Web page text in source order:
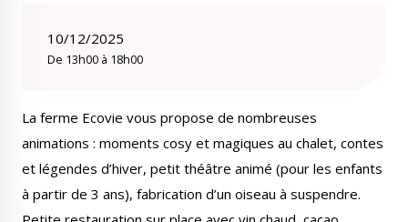
Le Créa La médiathèque
La ferme Ecovie vous propose de nombreuses
animations : moments cosy et magiques au chalet, contes
et légendes d’hiver, petit théâtre animé (pour les enfants
à partir de 3 ans), fabrication d’un oiseau à suspendre.
10/12/2025
De 13h00 à 18h00